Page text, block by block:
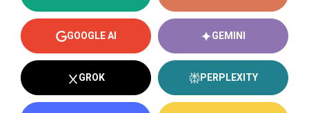
GOOGLE AI GEMINI
GROK PERPLEXITY